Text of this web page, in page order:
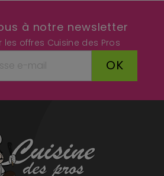
à notre newsletter
offres Cuisine des Pros
OK